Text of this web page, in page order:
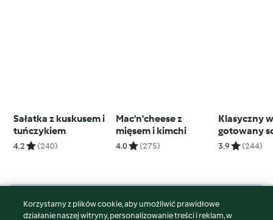
Sałatka z kuskusem i
tuńczykiem
4.2 (240)
Mac'n'cheese z
mięsem i kimchi
4.0 (275)
Klasyczny
gotowany
boloński
3.9 (244)
© Copyright 2026
Korzystamy z plików cookie, aby umożliwić prawidłowe
działanie naszej witryny, personalizowanie treści i reklam, w